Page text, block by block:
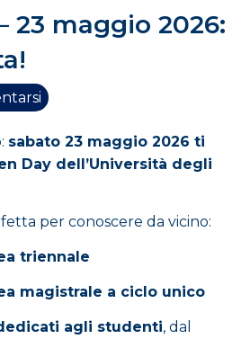
23 maggio 2026:
sabato 23 maggio 2026 ti
Day dell’Università degli
per conoscere da vicino:
triennale
magistrale a ciclo unico
agli studenti, dal